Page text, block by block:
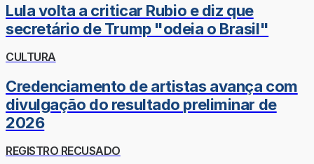
Lula volta a criticar Rubio e diz que
secretário de Trump "odeia o Brasil"
CULTURA
Credenciamento de artistas avança com
divulgação do resultado preliminar de
2026
REGISTRO RECUSADO